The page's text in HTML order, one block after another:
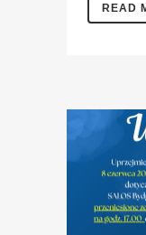
READ